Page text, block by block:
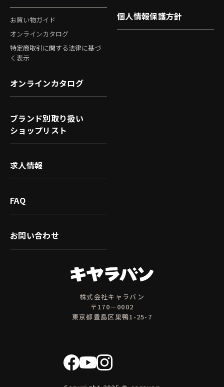
株式会社キャラバン
〒170－0002
東京都豊島区巣鴨1-25-7
お買い物ガイド
オンラインカタログ
特定商取引に関する法律に基づ
く表示
個人情報保護方針
オンラインカタログ
ブランド別取り扱い
ショップリスト
求人情報
FAQ
お問い合わせ